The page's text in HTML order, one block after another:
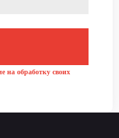
на обработку своих